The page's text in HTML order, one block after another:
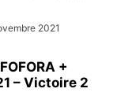
2021
+
– Victoire 2